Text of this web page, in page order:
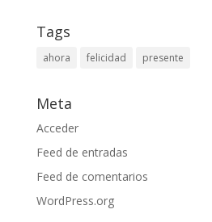
Tags
ahora felicidad presente
Meta
Acceder
Feed de entradas
Feed de comentarios
WordPress.org